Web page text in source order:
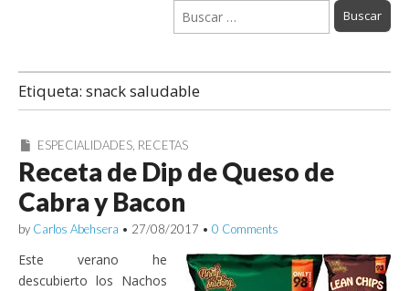
Buscar:
Etiqueta: snack saludable
ESPECIALIDADES, RECETAS
Receta de Dip de Queso de
Cabra y Bacon
by Carlos Abehsera • 27/08/2017 • 0 Comments
Este verano he
descubierto los Nachos